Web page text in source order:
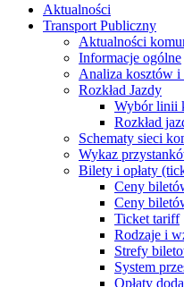
Aktualności
Transport Publiczny
Aktualności
Informacje ogólne
Analiza kosztów
Rozkład Jazdy
Wybór linii
Rozkład
Schematy sieci
Wykaz
Bilety i opłaty
Ceny
Ceny
Ticket tariff
Rodzaje i
Strefy
System
Opłaty